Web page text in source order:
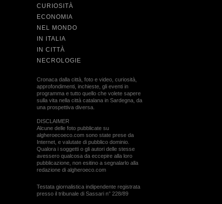
CURIOSITÀ
ECONOMIA
NEL MONDO
IN ITALIA
IN CITTÀ
NECROLOGIE
Cronaca dalla città, foto e video, curiosità,
approfondimenti, inchieste, gli eventi in
programma e tutto quello che volete sapere
sulla vita nella città catalana in Sardegna, da
una prospettiva diversa.
DISCLAIMER
Alcune delle foto pubblicate su
algheroecoeco.com sono state prese da
Internet, e valutate di pubblico dominio.
Qualora i soggetti o gli autori delle stesse
avessero qualcosa da eccepire alla loro
pubblicazione, non esitino a segnalarlo alla
redazione di algheroeco.com
Testata giornalistica indipendente registrata
presso il tribunale di Sassari n° 228/89